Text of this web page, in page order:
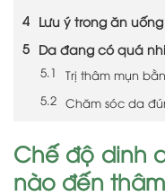
Lưu ý trong ăn
Da đang có quá
Trị thâm mụn
Chăm sóc da
Chế độ dinh
nào đến